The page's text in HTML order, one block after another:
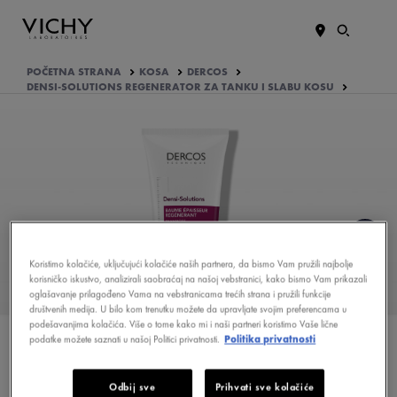
POČETNA STRANA KOSA
DERCOS
DENSI-SOLUTIONS REGENERATOR ZA TANKU I SLABU KOSU
KOJE SU PREDNOSTI
PROIZVODA?
EFIKASNOST DOKAZALE ŽENE
KOJI SU AKTIVNI SASTOJCI
FORMULE
Koristimo kolačiće, uključujući kolačiće naših partnera, da bismo Vam pružili najbolje
korisničko iskustvo, analizirali saobraćaj na našoj vebstranici, kako bismo Vam prikazali
oglašavanje prilagođeno Vama na vebstranicama trećih strana i pružili funkcije
društvenih medija. U bilo kom trenutku možete da upravljate svojim preferencama u
podešavanjima kolačića. Više o tome kako mi i naši partneri koristimo Vaše lične
podatke možete saznati u našoj Politici privatnosti. Politika privatnosti
Odbij sve Prihvati sve kolačiće